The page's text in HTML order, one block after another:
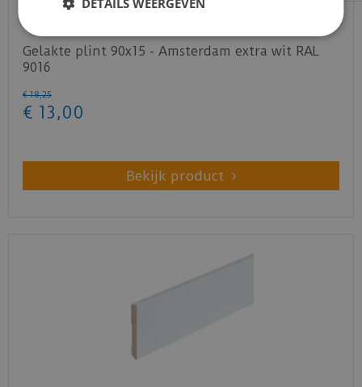
Gelakte plint 90x15 - Amsterdam extra wit RAL
9016
€ 18,25
€ 13 ,00
Bekijk product
DETAILS WEERGEVEN